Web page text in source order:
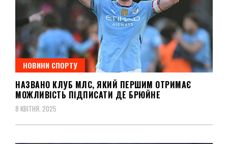
НОВИНИ СПОРТУ
НАЗВАНО КЛУБ МЛС, ЯКИЙ ПЕРШИМ ОТРИМАЄ
МОЖЛИВІСТЬ ПІДПИСАТИ ДЕ БРЮЙНЕ
8 КВІТНЯ, 2025